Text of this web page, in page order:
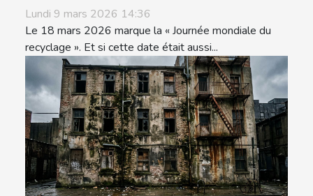
Lundi 9 mars 2026 14:36
Le 18 mars 2026 marque la « Journée mondiale du
recyclage ». Et si cette date était aussi...